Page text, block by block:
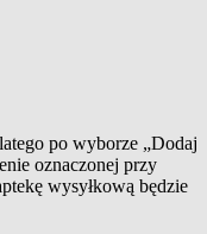
po wyborze „Dodaj
oznaczonej przy
wysyłkową będzie